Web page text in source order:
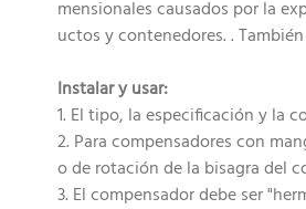
mensionales causados ​​por la
uctos y contenedores. .
Instalar y usar:
1. El tipo, la especificación y la
2. Para compensadores con
o de rotación de la bisagra del
3. El compensador debe ser